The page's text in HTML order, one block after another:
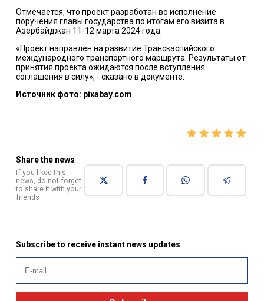
Отмечается, что проект разработан во исполнение
поручения главы государства по итогам его визита в
Азербайджан 11-12 марта 2024 года.
«Проект направлен на развитие Транскаспийского
международного транспортного маршрута. Результаты от
принятия проекта ожидаются после вступления
соглашения в силу», - сказано в документе.
Источник фото: pixabay.com
Share the news
If you liked this
news, do not forget
to share it with your
friends
Subscribe to receive instant news updates